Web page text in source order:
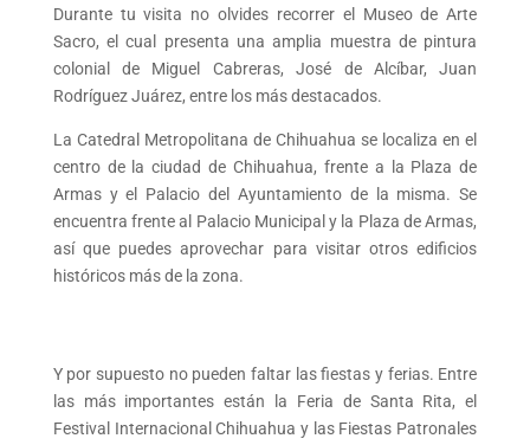
Durante tu visita no olvides recorrer el Museo de Arte
Sacro, el cual presenta una amplia muestra de pintura
colonial de Miguel Cabreras, José de Alcíbar, Juan
Rodríguez Juárez, entre los más destacados.
La Catedral Metropolitana de Chihuahua se localiza en el
centro de la ciudad de Chihuahua, frente a la Plaza de
Armas y el Palacio del Ayuntamiento de la misma. Se
encuentra frente al Palacio Municipal y la Plaza de Armas,
así que puedes aprovechar para visitar otros edificios
históricos más de la zona.
Y por supuesto no pueden faltar las fiestas y ferias. Entre
las más importantes están la Feria de Santa Rita, el
Festival Internacional Chihuahua y las Fiestas Patronales